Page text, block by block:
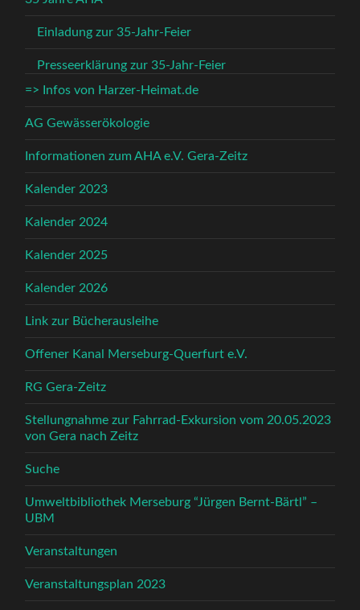
Einladung zur 35-Jahr-Feier
Presseerklärung zur 35-Jahr-Feier
=> Infos von Harzer-Heimat.de
AG Gewässerökologie
Informationen zum AHA e.V. Gera-Zeitz
Kalender 2023
Kalender 2024
Kalender 2025
Kalender 2026
Link zur Bücherausleihe
Offener Kanal Merseburg-Querfurt e.V.
RG Gera-Zeitz
Stellungnahme zur Fahrrad-Exkursion vom 20.05.2023
von Gera nach Zeitz
Suche
Umweltbibliothek Merseburg “Jürgen Bernt-Bärtl” –
UBM
Veranstaltungen
Veranstaltungsplan 2023